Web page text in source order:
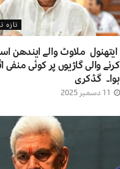
تازہ
ایتھنول ملاوٹ والے ایندھن
کرنے والی گاڑیوں پر کوئی منفی
ہوا۔ گڈکری